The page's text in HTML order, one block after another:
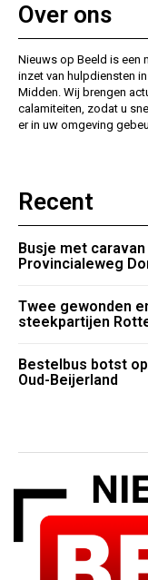
Over ons
Nieuws op Beeld is een
inzet van hulpdiensten
Midden. Wij brengen
calamiteiten, zodat u
er in uw omgeving
Recent
Busje met
Provincialeweg
Twee gewonden
steekpartijen
Bestelbus botst
Oud-Beijerland